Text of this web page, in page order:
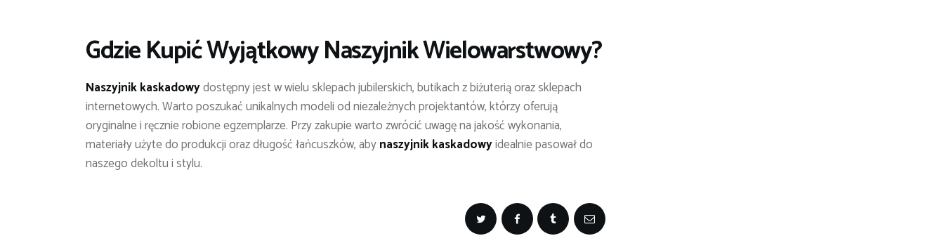
Gdzie Kupić Wyjątkowy Naszyjnik Wielowarstwowy?
Naszyjnik kaskadowydostępny jest w wielu sklepach jubilerskich, butikach z biżuterią oraz sklepach
internetowych. Warto poszukać unikalnych modeli od niezależnych projektantów, którzy oferują
oryginalne i ręcznie robione egzemplarze. Przy zakupie warto zwrócić uwagę na jakość wykonania,
materiały użyte do produkcji oraz długość łańcuszków, abynaszyjnik kaskadowyidealnie pasował do
naszego dekoltu i stylu.